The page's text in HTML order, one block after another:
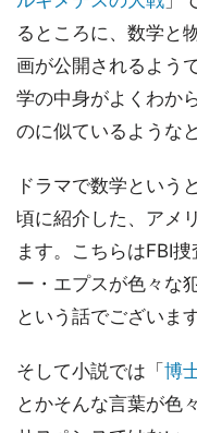
るところに、数学と
画が公開されるよう
学の中身がよくわか
のに似ているような
ドラマで数学という
頃に紹介した、アメ
ます。こちらはFBI
ー・エプスが色々な
という話でございます
そして小説では「 博
とかそんな言葉が色